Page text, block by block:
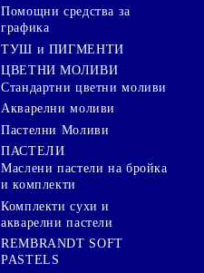
Помощни средства за
графика
ТУШ и ПИГМЕНТИ
ЦВЕТНИ МОЛИВИ
Стандартни цветни моливи
Акварелни моливи
Пастелни Моливи
ПАСТЕЛИ
Маслени пастели на бройка
и комплекти
Комплекти сухи и
акварелни пастели
REMBRANDT SOFT
PASTELS